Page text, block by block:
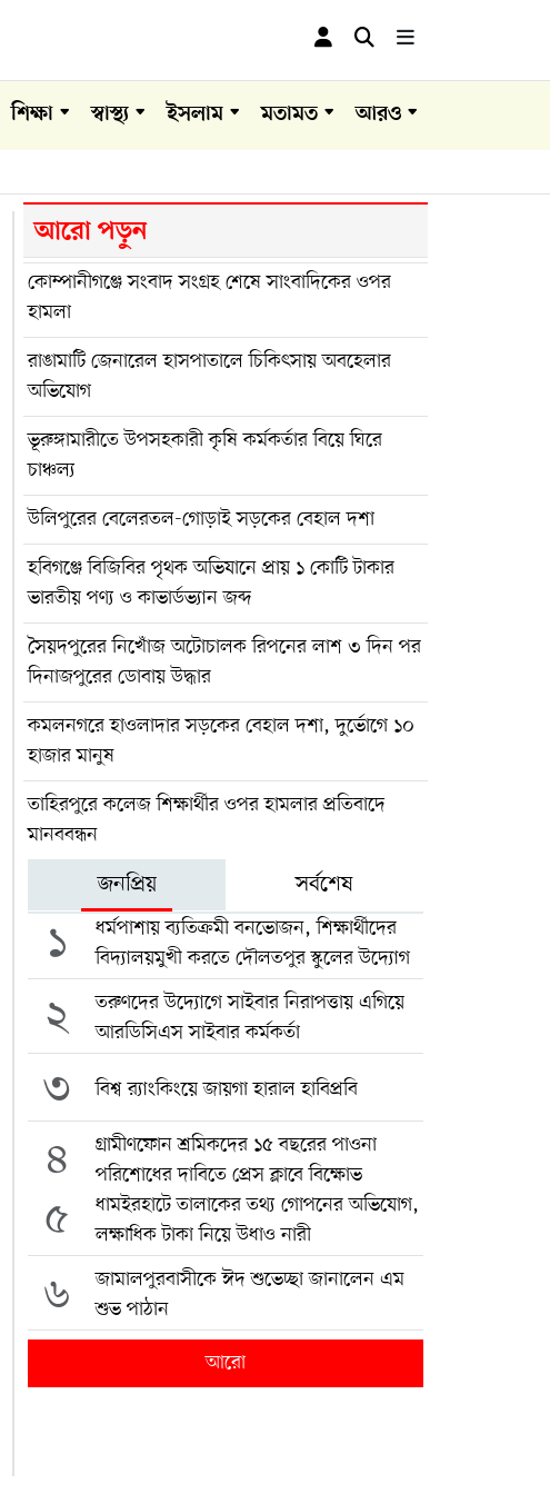
শিক্ষা স্বাস্থ্য ইসলাম মতামত আরও
আরো পড়ুন
কোম্পানীগঞ্জে সংবাদ সংগ্রহ শেষে সাংবাদিকের ওপর
হামলা
রাঙামাটি জেনারেল হাসপাতালে চিকিৎসায় অবহেলার
অভিযোগ
ভূরুঙ্গামারীতে উপসহকারী কৃষি কর্মকর্তার বিয়ে ঘিরে
চাঞ্চল্য
উলিপুরের বেলেরতল-গোড়াই সড়কের বেহাল দশা
হবিগঞ্জে বিজিবির পৃথক অভিযানে প্রায় ১ কোটি টাকার
ভারতীয় পণ্য ও কাভার্ডভ্যান জব্দ
সৈয়দপুরের নিখোঁজ অটোচালক রিপনের লাশ ৩ দিন পর
দিনাজপুরের ডোবায় উদ্ধার
কমলনগরে হাওলাদার সড়কের বেহাল দশা, দুর্ভোগে ১০
হাজার মানুষ
তাহিরপুরে কলেজ শিক্ষার্থীর ওপর হামলার প্রতিবাদে
মানববন্ধন
জনপ্রিয় সর্বশেষ
১
ধর্মপাশায় ব্যতিক্রমী বনভোজন, শিক্ষার্থীদের
বিদ্যালয়মুখী করতে দৌলতপুর স্কুলের উদ্যোগ
২
তরুণদের উদ্যোগে সাইবার নিরাপত্তায় এগিয়ে
আরডিসিএস সাইবার কর্মকর্তা
৩ বিশ্ব র‍্যাংকিংয়ে জায়গা হারাল হাবিপ্রবি
৪
গ্রামীণফোন শ্রমিকদের ১৫ বছরের পাওনা
পরিশোধের দাবিতে প্রেস ক্লাবে বিক্ষোভ
৫
ধামইরহাটে তালাকের তথ্য গোপনের অভিযোগ,
লক্ষাধিক টাকা নিয়ে উধাও নারী
৬
জামালপুরবাসীকে ঈদ শুভেচ্ছা জানালেন এম
শুভ পাঠান
আরো